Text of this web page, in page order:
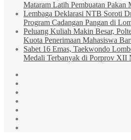
Mataram Latih Pembuatan Pakan
Lembaga Deklarasi NTB Soroti
Program Cadangan Pangan di
Peluang Kuliah Makin Besar,
Kuota Penerimaan Mahasiswa
Sabet 16 Emas, Taekwondo
Medali Terbanyak di Porprov XII